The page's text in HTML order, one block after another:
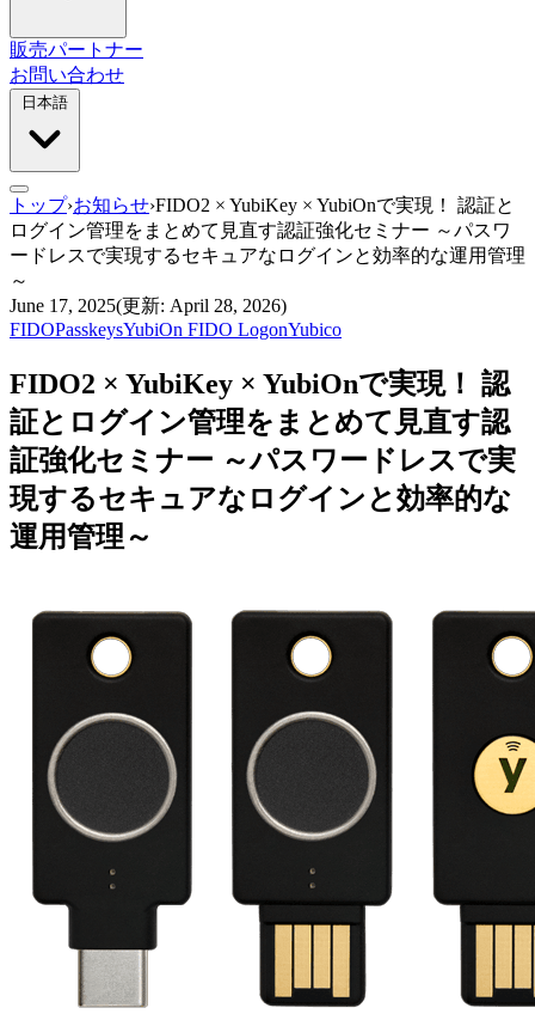
販売パートナー
お問い合わせ
トップ›お知らせ›FIDO2 × YubiKey × YubiOnで実現！ 認証と
ログイン管理をまとめて見直す認証強化セミナー ～パスワ
ードレスで実現するセキュアなログインと効率的な運用管理
～
June 17, 2025(更新: April 28, 2026)
FIDOPasskeysYubiOn FIDO LogonYubico
FIDO2 × YubiKey × YubiOnで実現！ 認
証とログイン管理をまとめて見直す認
証強化セミナー ～パスワードレスで実
現するセキュアなログインと効率的な
運用管理～